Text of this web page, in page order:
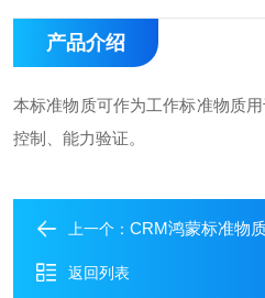
产品介绍
本标准物质可作为工作标准物质
控制、能力验证。
上一个： CRM鸿蒙标准物质/
返回列表